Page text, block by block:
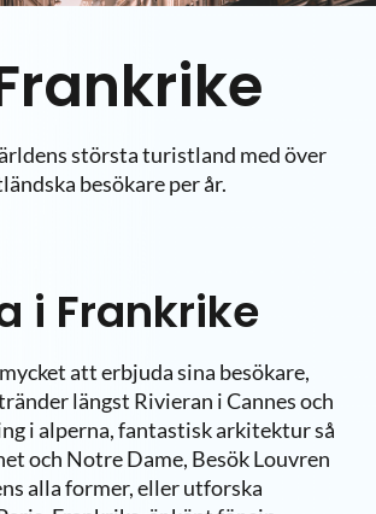
största turistland med över
besökare per år.
i Frankrike
att erbjuda sina besökare,
längst Rivieran i Cannes och
i alperna, fantastisk arkitektur så
och Notre Dame, Besök Louvren
alla former, eller utforska